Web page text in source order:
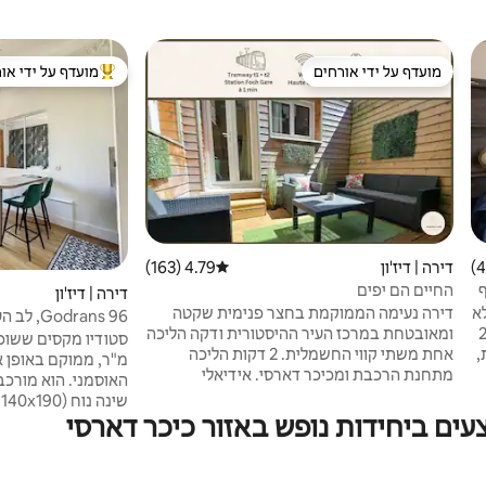
פשוטה 2-
מועדף על ידי אורחים
מועדף על ידי אורחים
דירה | דיז'ון דירוג ממוצע של 4.79 מתוך 5, 163 ביקורות
4.79 (163)
החיים הם יפים
דירה נעימה הממוקמת בחצר פנימית שקטה
ומאובטחת במרכז העיר ההיסטורית ודקה הליכה
אחת משתי קווי החשמלית. 2 דקות הליכה
מתחנת הרכבת ומכיכר דארסי. אידיאלי
לגלות את דיז'ון ואת האזור העירוני שלה.
אפשרות חניה חינם במרחק 10 דקות הליכה
מוביל בקרב
מועדף על ידי
דירה | דיז'ון
96 Godrans, לב העיר
מ"ר, ממוקם באופן
האוסמני. הוא
חופה. מעוצב
דיז'ון, עיר האמנותביחידות נופש באזור כיכר דארסי